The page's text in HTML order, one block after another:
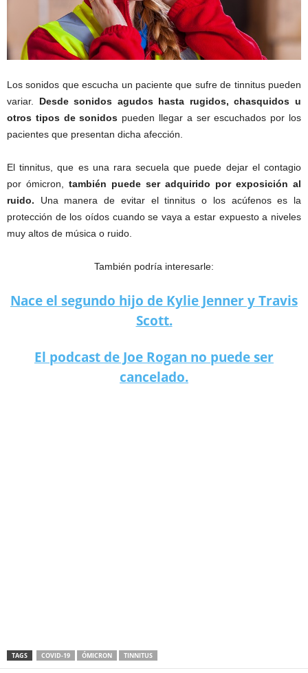
Los sonidos que escucha un paciente que sufre de tinnitus pueden
variar. Desde sonidos agudos hasta rugidos, chasquidos u
otros tipos de sonidos pueden llegar a ser escuchados por los
pacientes que presentan dicha afección.
El tinnitus, que es una rara secuela que puede dejar el contagio
por ómicron, también puede ser adquirido por exposición al
ruido. Una manera de evitar el tinnitus o los acúfenos es la
protección de los oídos cuando se vaya a estar expuesto a niveles
muy altos de música o ruido.
También podría interesarle:
Nace el segundo hijo de Kylie Jenner y Travis
Scott.
El podcast de Joe Rogan no puede ser
cancelado.
TAGS COVID-19 ÓMICRON TINNITUS